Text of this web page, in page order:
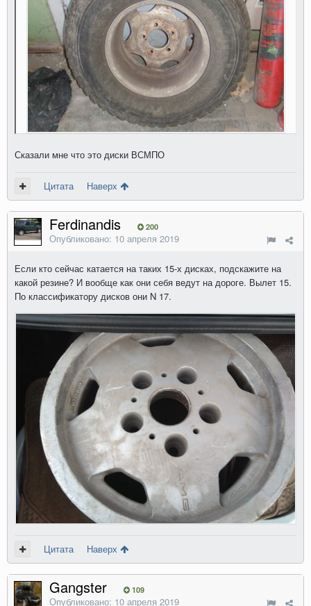
Сказали мне что это диски ВСМПО
Цитата Наверх
Ferdinandis 200
Опубликовано: 10 апреля 2019
Если кто сейчас катается на таких 15-х дисках, подскажите на
какой резине? И вообще как они себя ведут на дороге. Вылет 15.
По классификатору дисков они N 17.
Цитата Наверх
Gangster 109
Опубликовано: 10 апреля 2019